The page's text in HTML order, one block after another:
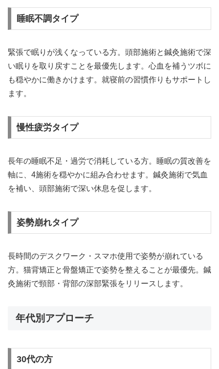
睡眠不調タイプ
緊張で眠りが浅くなっている方。頭部施術と鍼灸施術で深
い眠りを取り戻すことを最優先します。心血を補うツボに
も穏やかに働きかけます。就寝前の習慣作りもサポートし
ます。
慢性疲労タイプ
長年の睡眠不足・過労で消耗している方。睡眠の質改善を
軸に、4施術を穏やかに組み合わせます。鍼灸施術で気血
を補い、頭部施術で深い休息を促します。
姿勢崩れタイプ
長時間のデスクワーク・スマホ使用で姿勢が崩れている
方。猫背矯正と骨盤矯正で姿勢を整えることが最優先。鍼
灸施術で頸部・背部の深部緊張をリリースします。
年代別アプローチ
30代の方